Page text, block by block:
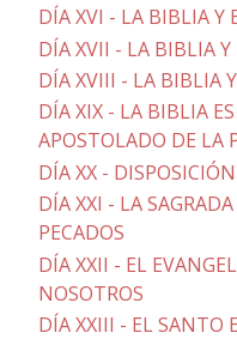
DÍA XVI - LA BIBLIA Y
DÍA XVII - LA BIBLIA Y
DÍA XVIII - LA BIBLIA
DÍA XIX - LA BIBLIA
APOSTOLADO DE LA
DÍA XX -
DÍA XXI - LA
PECADOS
DÍA XXII - EL
NOSOTROS
DÍA XXIII - EL SANTO